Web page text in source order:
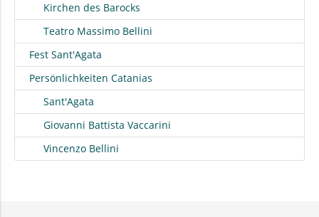
Kirchen des Barocks
Teatro Massimo Bellini
Fest Sant'Agata
Persönlichkeiten Catanias
Sant'Agata
Giovanni Battista Vaccarini
Vincenzo Bellini